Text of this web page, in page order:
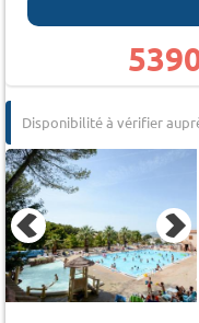
Disponibilité à vérifier